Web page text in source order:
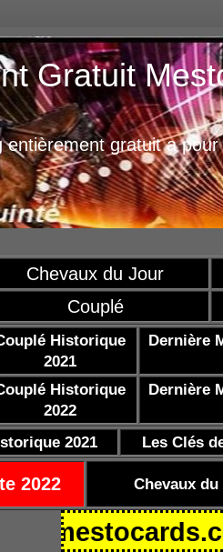
Gratuit
gratuit a
Chevaux du Jour
Couplé
Historique
2021
Dernière
Historique
2022
Dernière
2021
Les Clés
2022 Chevaux